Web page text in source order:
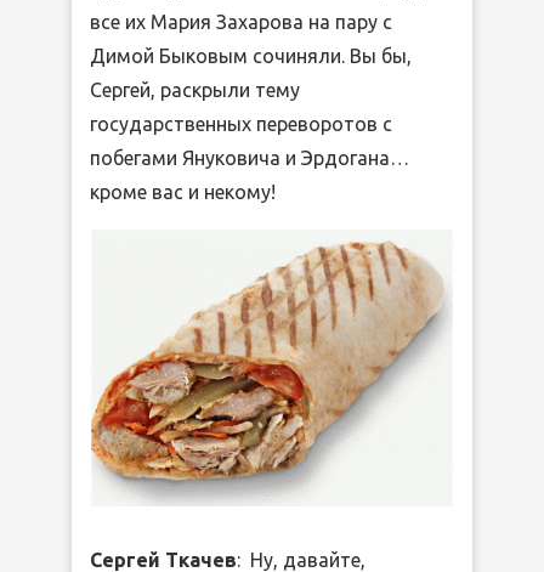
все их Мария Захарова на пару с
Димой Быковым сочиняли. Вы бы,
Сергей, раскрыли тему
государственных переворотов с
побегами Януковича и Эрдогана…
кроме вас и некому!
Сергей Ткачев: Ну, давайте,